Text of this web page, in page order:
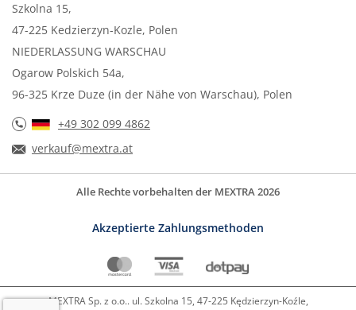
Szkolna 15,
47-225 Kedzierzyn-Kozle, Polen
NIEDERLASSUNG WARSCHAU
Ogarow Polskich 54a,
96-325 Krze Duze (in der Nähe von Warschau), Polen
+49 302 099 4862
verkauf@mextra.at
Alle Rechte vorbehalten der MEXTRA 2026
Akzeptierte Zahlungsmethoden
MEXTRA Sp. z o.o.. ul. Szkolna 15, 47-225 Kędzierzyn-Koźle,